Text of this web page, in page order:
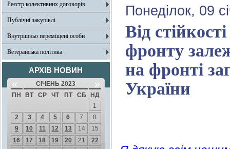
Реєстр колективних договорів
Публічні закупівлі
Внутрішньо переміщені особи
Ветеранська політика
АРХІВ НОВИН
« СІЧЕНЬ 2023 »
ПН ВТ СР ЧТ ПТ СБ
НД
1
2
3 4 5 6 7
8
9
10 11 12 13 14
15
16
17 18 19 20 21
22
Понеділок, 09
Від
фронту
на фронті
України